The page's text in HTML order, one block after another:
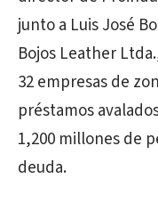
junto a Luis José
Bojos Leather
32 empresas de
préstamos
1,200 millones de
deuda.